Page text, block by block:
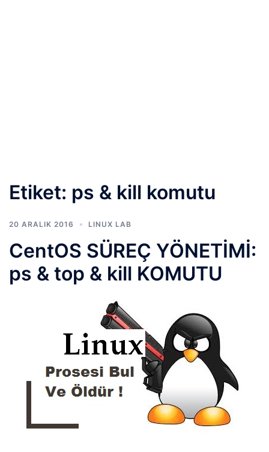
Etiket: ps & kill komutu
20 ARALIK 2016 LINUX LAB
CentOS SÜREÇ YÖNETİMİ:
ps & top & kill KOMUTU